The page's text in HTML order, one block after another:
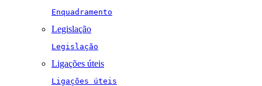
Enquadramento
Legislação
Legislação
Ligações úteis
Ligações úteis